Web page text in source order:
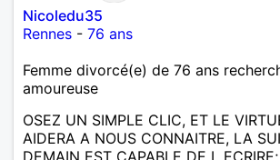
Nicoledu35
Rennes - 76 ans
Femme divorcé(e) de 76 ans
amoureuse
OSEZ UN SIMPLE CLIC, ET LE
AIDERA A NOUS CONNAITRE, LA
DEMAIN EST CAPABLE DE L